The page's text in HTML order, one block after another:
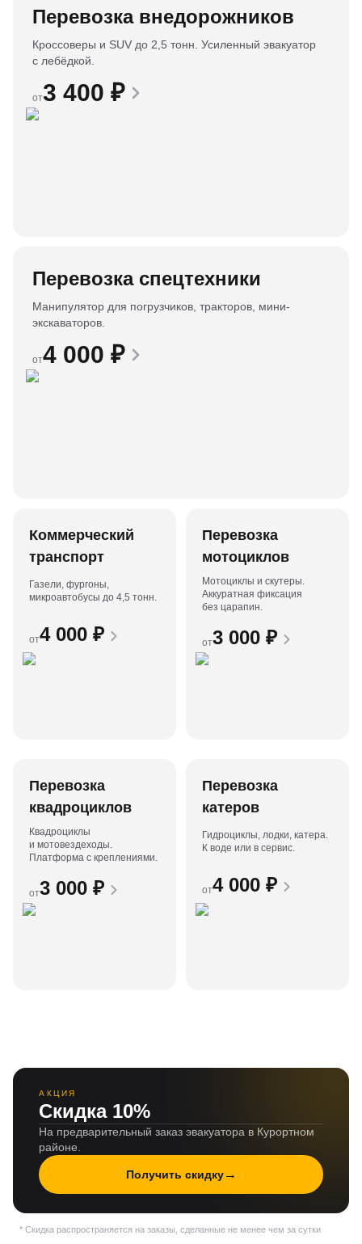
Перевозка внедорожников
Кроссоверы и SUV до 2,5 тонн. Усиленный эвакуатор
с лебёдкой.
от3 400 ₽
Перевозка спецтехники
Манипулятор для погрузчиков, тракторов, мини-
экскаваторов.
от4 000 ₽
Коммерческий
транспорт
Газели, фургоны,
микроавтобусы до 4,5 тонн.
от4 000 ₽
Перевозка
мотоциклов
Мотоциклы и скутеры.
Аккуратная фиксация
без царапин.
от3 000 ₽
Перевозка
квадроциклов
Квадроциклы
и мотовездеходы.
Платформа с креплениями.
от3 000 ₽
Перевозка
катеров
Гидроциклы, лодки, катера.
К воде или в сервис.
от4 000 ₽
АКЦИЯ
Скидка 10%
На предварительный заказ эвакуатора в Курортном
районе.
Получить скидку→
* Скидка распространяется на заказы, сделанные не менее чем за сутки